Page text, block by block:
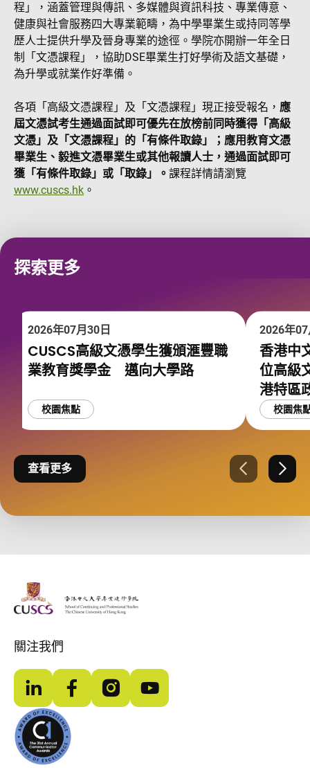
程」，涵蓋管理與傳訊、多媒體與資訊科技、專業傳意、
健康與社會服務四大專業範疇，為中學畢業生或持同等學
歷人士提供升學及晉身專業的途徑。學院亦開辦一年全日
制「文憑課程」，協助DSE畢業生打好學術及語文基礎，
為升學或就業作好準備。
各項「高級文憑課程」及「文憑課程」現正接受報名， 應
屆文憑試考生通過面試即可優先在放榜前同時獲得「高級
文憑」及「文憑課程」的「有條件取錄」；應用教育文憑
畢業生、毅進文憑畢業生或其他報讀人士，通過面試即可
獲「有條件取錄」或「取錄」。 課程詳情請瀏覽
www.cuscs.hk 。
探索更多
2026年07月30日
CUSCS高級文憑學生獲頒滙豐職
業教育獎學金 邁向大學路
校園焦點
2026年
香港中
位高級
港特區
校園焦
查看更多
上一張 下一
The Chinese Univeristy of hong Kong
關注我們
LinkedInFacebookInstagramYouTube